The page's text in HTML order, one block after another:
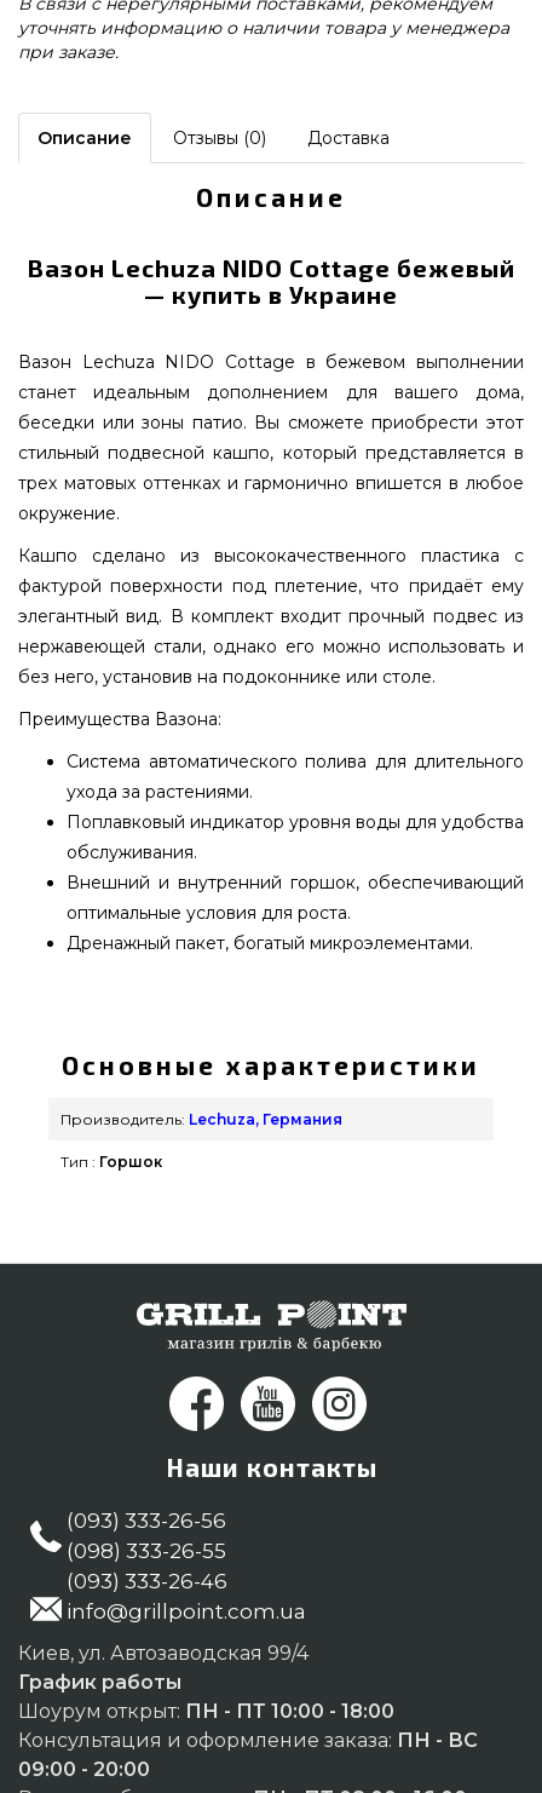
уточнять информацию о наличии товара у менеджера
при заказе.
Описание Отзывы (0) Доставка
Описание
Вазон Lechuza NIDO Cottage бежевый
— купить в Украине
Вазон Lechuza NIDO Cottage в бежевом выполнении
станет идеальным дополнением для вашего дома,
беседки или зоны патио. Вы сможете приобрести этот
стильный подвесной кашпо, который представляется в
трех матовых оттенках и гармонично впишется в любое
окружение.
Кашпо сделано из высококачественного пластика с
фактурой поверхности под плетение, что придаёт ему
элегантный вид. В комплект входит прочный подвес из
нержавеющей стали, однако его можно использовать и
без него, установив на подоконнике или столе.
Преимущества Вазона:
Система автоматического полива для длительного
ухода за растениями.
Поплавковый индикатор уровня воды для удобства
обслуживания.
Внешний и внутренний горшок, обеспечивающий
оптимальные условия для роста.
Дренажный пакет, богатый микроэлементами.
производителя Lechuza, Германия по доступной
стоимости всего 2 449 грн. в магазине грилей и
мангалов GrillPoint. Смотрите и покупайте также
GrillPoint. Позвоните нашим продавцам на
Херсон
Основные характеристики
Производитель: Lechuza, Германия
Тип : Горшок
Наши контакты
(093) 333-26-56
(098) 333-26-55
(093) 333-26-46
info@grillpoint.com.ua
Киев, ул. Автозаводская 99/4
График работы
Шоурум открыт: ПН - ПТ 10:00 - 18:00
Консультация и оформление заказа: ПН - ВС
09:00 - 20:00